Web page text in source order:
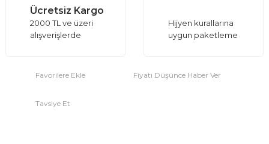
Ücretsiz Kargo
2000 TL ve üzeri
alışverişlerde
Hijyen kurallarına
uygun paketleme
Fiyatı Düşünce Haber Ver
Tavsiye Et